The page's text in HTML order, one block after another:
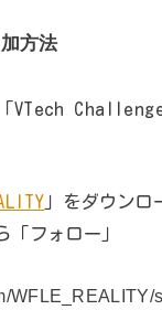
方法
VTech
」をダウンロ
「フォロー」